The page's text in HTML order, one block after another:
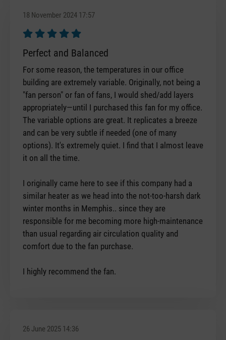
18 November 2024 17:57
Review with rating of 5 out of 5 stars
Perfect and Balanced
For some reason, the temperatures in our office
building are extremely variable. Originally, not being a
"fan person" or fan of fans, I would shed/add layers
appropriately—until I purchased this fan for my office.
The variable options are great. It replicates a breeze
and can be very subtle if needed (one of many
options). It's extremely quiet. I find that I almost leave
it on all the time.
I originally came here to see if this company had a
similar heater as we head into the not-too-harsh dark
winter months in Memphis.. since they are
responsible for me becoming more high-maintenance
than usual regarding air circulation quality and
comfort due to the fan purchase.
I highly recommend the fan.
26 June 2025 14:36